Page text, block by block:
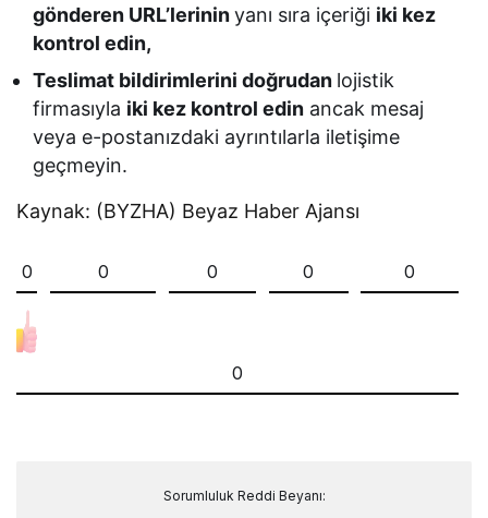
gönderen URL’lerininyanı sıra içeriği iki kez
kontrol edin,
Teslimat bildirimlerini doğrudan lojistik
firmasıyla iki kez kontrol edin ancak mesaj
veya e-postanızdaki ayrıntılarla iletişime
geçmeyin.
Kaynak: (BYZHA) Beyaz Haber Ajansı
0 0 0 0 0
0
Sorumluluk Reddi Beyanı: